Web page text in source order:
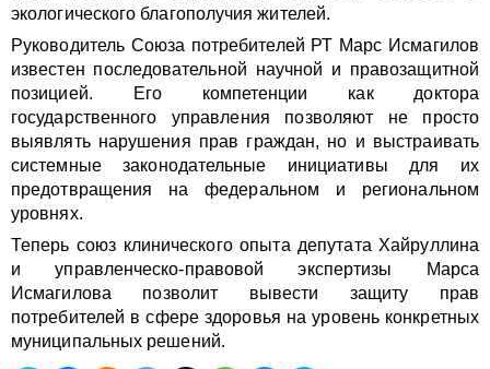
экологического благополучия жителей.
Руководитель Союза потребителей РТ Марс Исмагилов
известен последовательной научной и правозащитной
позицией. Его компетенции как доктора
государственного управления позволяют не просто
выявлять нарушения прав граждан, но и выстраивать
системные законодательные инициативы для их
предотвращения на федеральном и региональном
уровнях.
Теперь союз клинического опыта депутата Хайруллина
и управленческо-правовой экспертизы Марса
Исмагилова позволит вывести защиту прав
потребителей в сфере здоровья на уровень конкретных
муниципальных решений.